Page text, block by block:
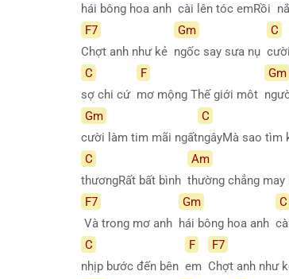
hái bông hoa anh cài lên tóc emRồi
F7
Chợt anh như kẻ
Gm
ngốc say sưa nụ
C
C
sợ chi cứ
F
mơ mộng Thế giới môt
Gm
Gm
cười làm tim mãi ngất
C
ngâyMà sao tìm
C
thươngRất bất bình
Am
thường chẳng may
F7
Và trong mơ anh
Gm
hái bông hoa anh
C
C
nhịp bước đến bên
F
em
F7
Chợt anh như